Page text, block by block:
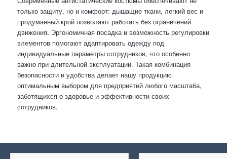
только защиту, но и комфорт: дышащие ткани, легкий вес и
продуманный крой позволяют работать без ограничений
движения. Эргономичная посадка и возможность регулировки
элементов помогают адаптировать одежду под
индивидуальные параметры сотрудников, что особенно
важно при длительной эксплуатации. Такая комбинация
безопасности и удобства делает нашу продукцию
оптимальным выбором для предприятий любого масштаба,
заботящихся о здоровье и эффективности своих
сотрудников.